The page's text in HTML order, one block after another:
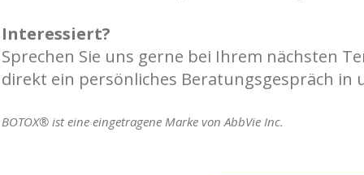
Interessiert?
Sprechen Sie uns gerne bei Ihrem nächsten
direkt ein persönliches Beratungsgespräch
BOTOX® ist eine eingetragene Marke von AbbVie Inc.